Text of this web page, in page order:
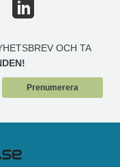
OCH TA
Prenumerera